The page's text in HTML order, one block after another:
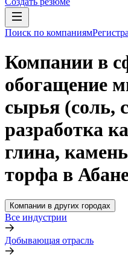
Поиск по компаниям
Компании в
обогащение
сырья (соль,
разработка
глина,
торфа в
Компании в других городах
Все индустрии
Добывающая отрасль